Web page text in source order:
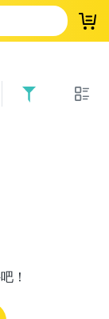
登
！